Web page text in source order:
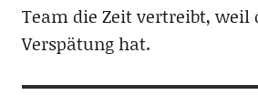
Team die Zeit vertreibt, weil
Verspätung hat.